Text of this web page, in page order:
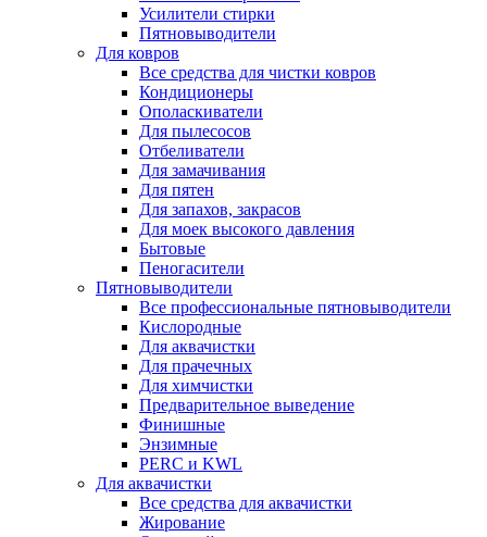
Усилители стирки
Пятновыводители
Для ковров
Все средства для чистки ковров
Кондиционеры
Ополаскиватели
Для пылесосов
Отбеливатели
Для замачивания
Для пятен
Для запахов, закрасов
Для моек высокого давления
Бытовые
Пеногасители
Пятновыводители
Все профессиональные пятновыводители
Кислородные
Для аквачистки
Для прачечных
Для химчистки
Предварительное выведение
Финишные
Энзимные
PERC и KWL
Для аквачистки
Все средства для аквачистки
Жирование